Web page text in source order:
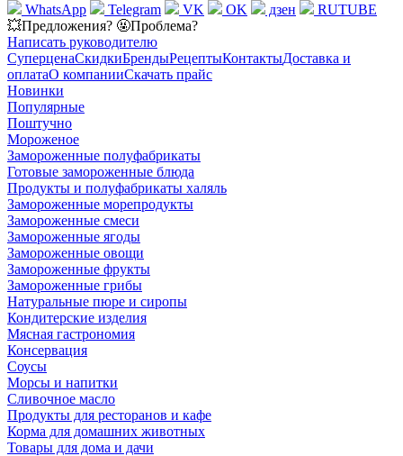
WhatsApp
Telegram VK OK дзен
RUTUBE
💥Предложения? 🤬Проблема?
Написать руководителю
СуперценаСкидкиБрендыРецептыКонтактыДоставка и
оплатаО компанииСкачать прайс
Новинки
Популярные
Поштучно
Мороженое
Замороженные полуфабрикаты
Готовые замороженные блюда
Продукты и полуфабрикаты халяль
Замороженные морепродукты
Замороженные смеси
Замороженные ягоды
Замороженные овощи
Замороженные фрукты
Замороженные грибы
Натуральные пюре и сиропы
Кондитерские изделия
Мясная гастрономия
Консервация
Соусы
Морсы и напитки
Сливочное масло
Продукты для ресторанов и кафе
Корма для домашних животных
Товары для дома и дачи